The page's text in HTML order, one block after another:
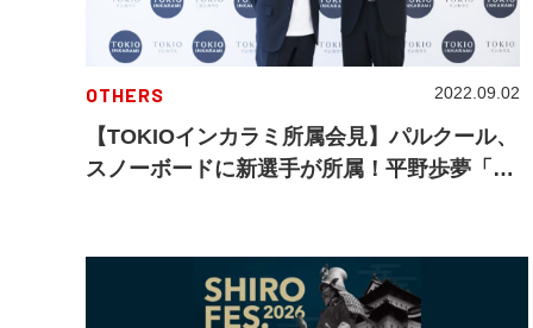
OTHERS
【TOKIOインカラミ所属会見】パルクール、
スノーボードに新選手が所属！平野歩夢「次
2022.09.02